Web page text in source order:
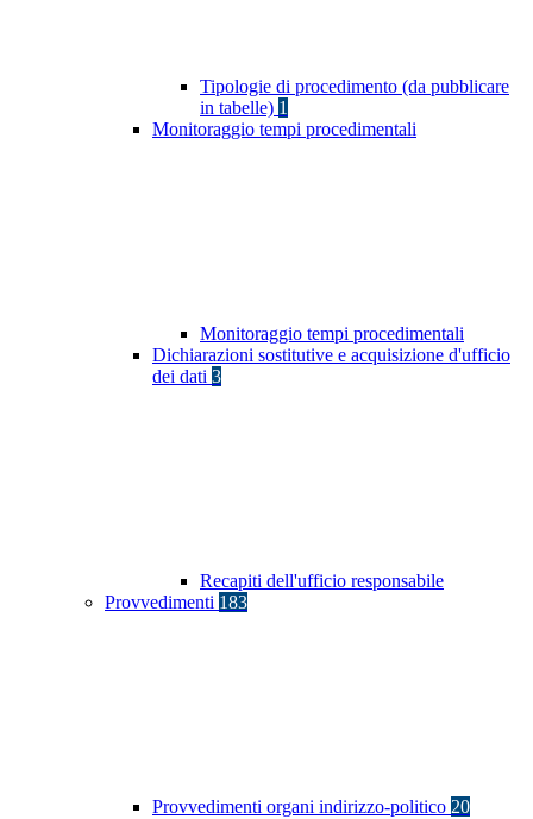
Tipologie di procedimento (da pubblicare
in tabelle) 1
Monitoraggio tempi procedimentali
Monitoraggio tempi procedimentali
Dichiarazioni sostitutive e acquisizione d'ufficio
dei dati 3
Recapiti dell'ufficio responsabile
Provvedimenti 183
Provvedimenti organi indirizzo-politico 20